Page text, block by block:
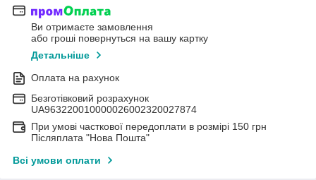
Ви отримаєте замовлення
або гроші повернуться на вашу картку
Детальніше
Оплата на рахунок
Безготівковий розрахунок
UA963220010000026002320027874
При умові часткової передоплати в розмірі 150 грн
Післяплата "Нова Пошта"
Всі умови оплати